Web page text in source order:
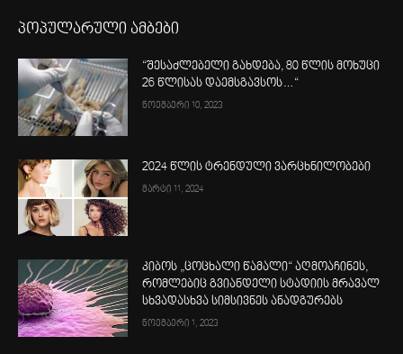
პოპულარული ამბები
“შესაძლებელი გახდება, 80 წლის მოხუცი
26 წლისას დაემსგავსოს…“
ნოემბერი 10, 2023
2024 წლის ტრენდული ვარცხნილობები
მარტი 11, 2024
კიბოს „ცოცხალი წამალი“ აღმოაჩინეს,
რომლებიც გვიანდელი სტადიის მრავალ
სხვადასხვა სიმსივნეს ანადგურებს
ნოემბერი 1, 2023